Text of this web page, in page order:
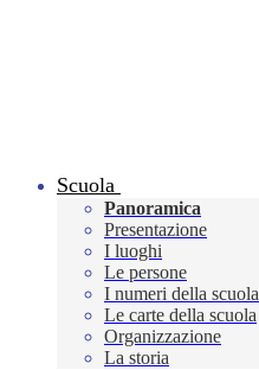
Scuola
Panoramica
Presentazione
I luoghi
Le persone
I numeri della scuola
Le carte della scuola
Organizzazione
La storia